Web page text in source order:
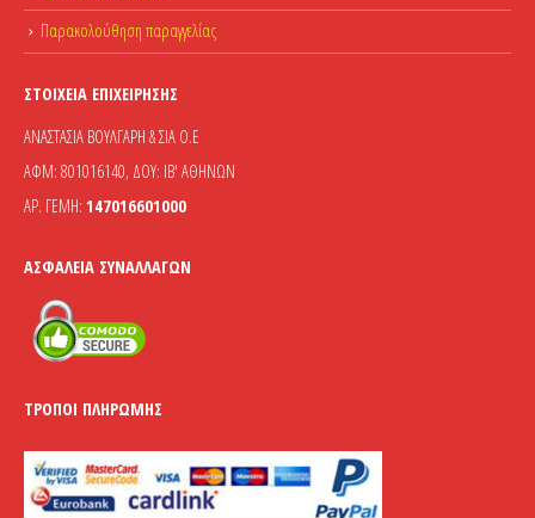
Παρακολούθηση παραγγελίας
ΣΤΟΙΧΕΊΑ ΕΠΙΧΕΊΡΗΣΗΣ
ΑΝΑΣΤΑΣΙΑ ΒΟΥΛΓΑΡΗ & ΣΙΑ Ο.Ε
ΑΦΜ: 801016140, ΔΟΥ: ΙΒ' ΑΘΗΝΩΝ
ΑΡ. ΓΕΜΗ: 147016601000
ΑΣΦΆΛΕΙΑ ΣΥΝΑΛΛΑΓΏΝ
ΤΡΌΠΟΙ ΠΛΗΡΩΜΉΣ